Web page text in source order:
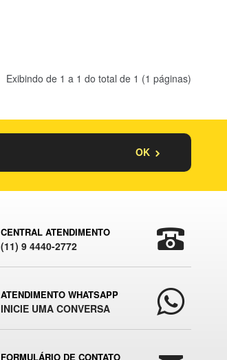
Exibindo de 1 a 1 do total de 1 (1 páginas)
OK
CENTRAL ATENDIMENTO
(11) 9 4440-2772
ATENDIMENTO WHATSAPP
INICIE UMA CONVERSA
FORMULÁRIO DE CONTATO